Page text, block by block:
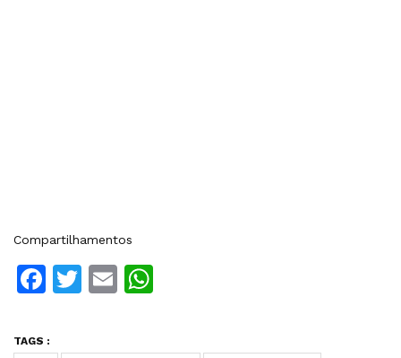
Compartilhamentos
Facebook
Twitter
Email
TAGS :